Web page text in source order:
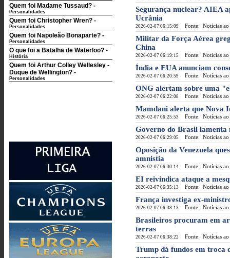
Quem foi Madame Tussaud? -
Personalidades
Quem foi Christopher Wren? -
Personalidades
Quem foi Napoleão Bonaparte? -
Personalidades
O que foi a Batalha de Waterloo? -
História
Quem foi Arthur Colley Wellesley -
Duque de Wellington? -
Personalidades
Segurança nuclear? AIEA
Ucrânia
2026-02-07 06:15:09 Fonte: Notícias
Militar da Força Aérea
China
2026-02-07 06:19:15 Fonte: Notícias
Índia e EUA anunciam
2026-02-07 06:20:59 Fonte: Notícias
ONG alertam sobre uma
2026-02-07 06:22:08 Fonte: Notícias
Mamdani alerta que Nova
2026-02-07 06:25:53 Fonte: Notícias
Governo do Brasil lamenta
2026-02-07 06:29:05 Fonte: Notícias
Oposição da Venezuela
amnistia
2026-02-07 06:30:14 Fonte: Notícias
EI reivindica ataque a
2026-02-07 06:35:13 Fonte: Notícias
França investiga ex-
2026-02-07 06:38:13 Fonte: Notícias
Brasileiros procuram em
terras
2026-02-07 06:38:22 Fonte: Notícias
Trump dá fundos em troca